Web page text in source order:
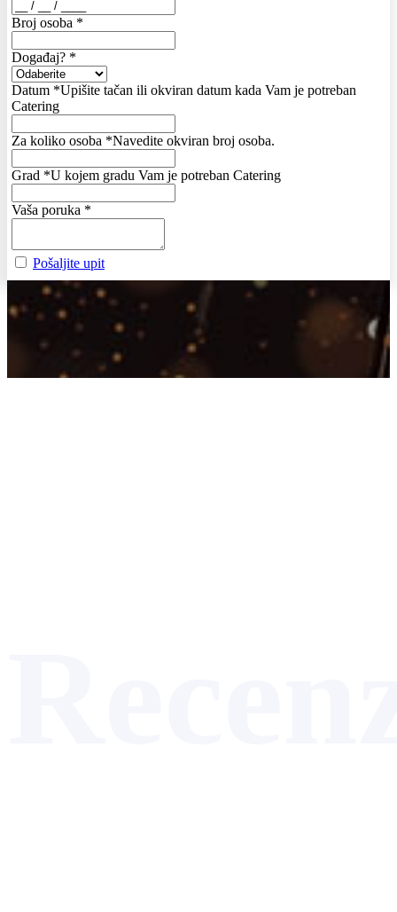
Broj osoba *
Događaj? *
Datum *Upišite tačan ili okviran datum kada Vam je potreban
Catering
Za koliko osoba *Navedite okviran broj osoba.
Grad *U kojem gradu Vam je potreban Catering
Vaša poruka *
Pošaljite upit